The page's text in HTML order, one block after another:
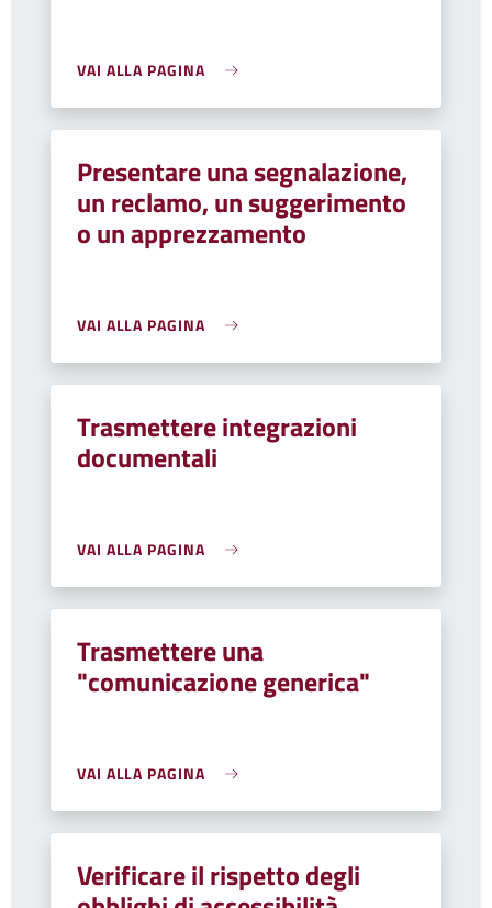
VAI ALLA PAGINA
Presentare una segnalazione,
un reclamo, un suggerimento
o un apprezzamento
VAI ALLA PAGINA
Trasmettere integrazioni
documentali
VAI ALLA PAGINA
Trasmettere una
"comunicazione generica"
VAI ALLA PAGINA
Verificare il rispetto degli